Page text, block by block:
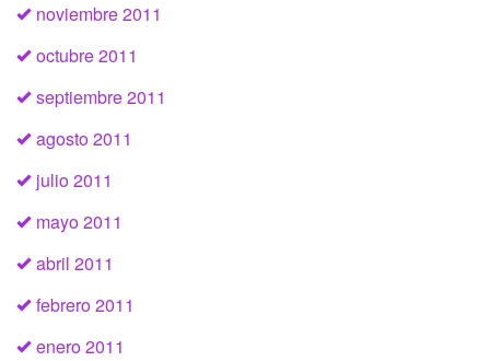
noviembre 2011
octubre 2011
septiembre 2011
agosto 2011
julio 2011
mayo 2011
abril 2011
febrero 2011
enero 2011